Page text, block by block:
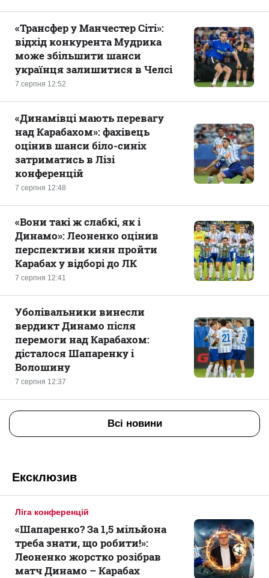
7 серпня 12:52
«Трансфер у Манчестер Сіті»:
відхід конкурента Мудрика
може збільшити шанси
українця залишитися в Челсі
7 серпня 12:48
«Динамівці мають перевагу
над Карабахом»: фахівець
оцінив шанси біло-синіх
затриматись в Лізі
конференцій
7 серпня 12:41
«Вони такі ж слабкі, як і
Динамо»: Леоненко оцінив
перспективи киян пройти
Карабах у відборі до ЛК
7 серпня 12:37
Уболівальники винесли
вердикт Динамо після
перемоги над Карабахом:
дісталося Шапаренку і
Волошину
Всі новини
Ексклюзив
Ліга конференцій
«Шапаренко? За 1,5 мільйона
треба знати, що робити!»:
Леоненко жорстко розібрав
матч Динамо – Карабах